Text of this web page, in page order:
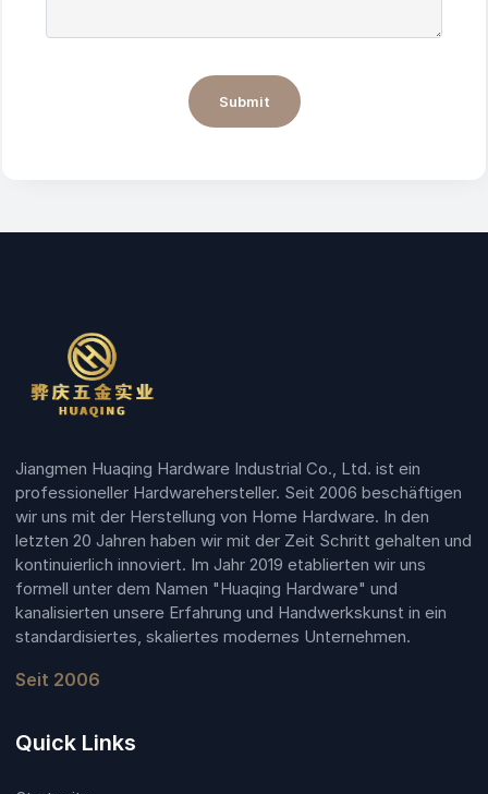
Submit
Jiangmen Huaqing Hardware Industrial Co., Ltd. ist ein
professioneller Hardwarehersteller. Seit 2006 beschäftigen
wir uns mit der Herstellung von Home Hardware. In den
letzten 20 Jahren haben wir mit der Zeit Schritt gehalten und
kontinuierlich innoviert. Im Jahr 2019 etablierten wir uns
formell unter dem Namen "Huaqing Hardware" und
kanalisierten unsere Erfahrung und Handwerkskunst in ein
standardisiertes, skaliertes modernes Unternehmen.
Seit 2006
Quick Links